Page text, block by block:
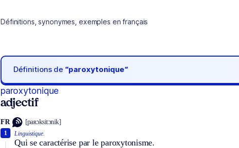
Définitions, synonymes, exemples en français
Définitions de “paroxytonique“
paroxytonique
adjectif
FR [paʀɔksitɔnik]
Linguistique.
Qui se caractérise par le paroxytonisme.
1